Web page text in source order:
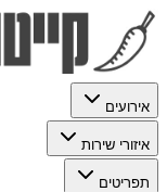
אירועים
איזורי שירות
תפריטים